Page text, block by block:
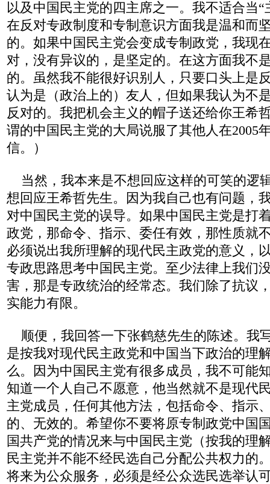
以及中国民主党的四主席之一。我不适合当
在反对专政制度和专制意识方面我是温和而
的。如果中国民主党会变成专制政党，我现
对，没有异议的，是坚定的。在这方面我不
的。虽然我不能很好识别人，只要口头上是
认为是（政治上的）友人，但如果我认为不
反对的。我把机会主义的帽子送还给你王希
谓的中国民主党的大局说服了其他人在2005
信。）
当然，我本来是不想回应这样的可笑的逻
想回应王希哲先生。因为我自己也有问题，
对中国民主党的误导。如果中国民主党是打
政党，那命令、指示、委任有效，那性质就
必须说出我所理解的现代民主政党的意义，
专政思路思考中国民主党。至少法律上我们
害，那是专政统治的经常态。我们除了抗议
实能力有限。
顺便，我回答一下张鹤慈先生的陈述。我
是按我对现代民主政党和中国当下政治的理
么。因为中国民主党有很多成员，我不可能
知道一个人自己不愿意，他当然就不是现代
主党成员，任何其他方法，包括命令、指示
的、无效的。希望你不要将原专制政党中国
国共产党的情况来与中国民主党（按我的理
民主党并不能不经民选自己分配公共权力的
将来为公众服务，必须是经公众选民选举认